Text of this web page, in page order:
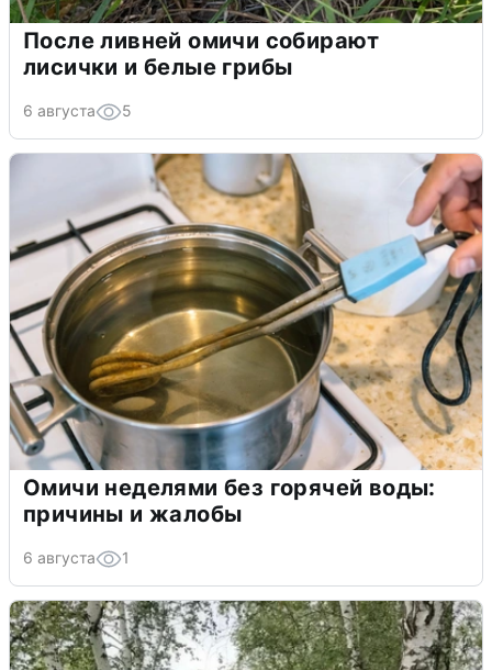
После ливней омичи собирают
лисички и белые грибы
6 августа 5
Омичи неделями без горячей воды:
причины и жалобы
6 августа 1